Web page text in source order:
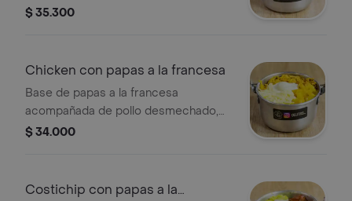
platanito maduro, pico de gallo,
$ 35.300
Chicken con papas a la francesa
Base de papas a la francesa
acompañada de pollo desmechado,
piña en trocitos, queso rayado, sour
$ 34.000
Costichip con papas a la